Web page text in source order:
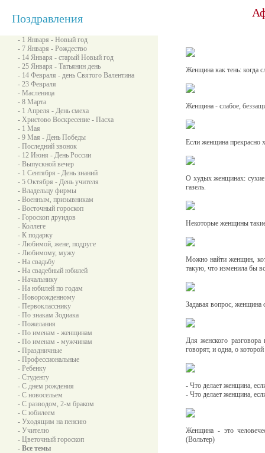
Поздравления
- 1 Января - Новый год
- 7 Января - Рождество
- 14 Января - старый Новый год
- 25 Января - Татьянин день
- 14 Февраля - день Святого Валентина
- 23 Февраля
- Масленица
- 8 Марта
- 1 Апреля - День смеха
- Христово Воскресение - Пасха
- 1 Мая
- 9 Мая - День Победы
- Последний звонок
- 12 Июня - День России
- Выпускной вечер
- 1 Сентября - День знаний
- 5 Октября - День учителя
- Владельцу фирмы
- Военным, призывникам
- Восточный гороскоп
- Гороскоп друидов
- Коллеге
- К подарку
- Любимой, жене, подруге
- Любимому, мужу
- На свадьбу
- На свадебный юбилей
- Начальнику
- На юбилей по годам
- Новорожденному
- Первокласснику
- По знакам Зодиака
- Пожелания
- По именам - женщинам
- По именам - мужчинам
- Праздничные
- Профессиональные
- Ребенку
- Студенту
- С днем рождения
- С новосельем
- С разводом, 2-м браком
- С юбилеем
- Уходящим на пенсию
- Учителю
- Цветочный гороскоп
- Все темы
Женщина как тень: когда
Женщина - слабое,
Если женщина прекрасно
О худых женщинах: сухие
газель.
Некоторые женщины
Можно найти женщин,
такую, что изменила бы
Задавая вопрос, женщина
Для женского
говорят, и одна, о
- Что делает женщина,
- Что делает женщина,
Женщина - это
(Вольтер)